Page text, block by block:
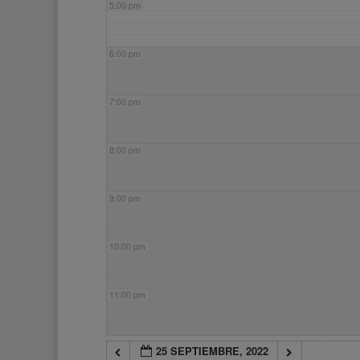
5:00 pm
6:00 pm
7:00 pm
8:00 pm
9:00 pm
10:00 pm
11:00 pm
25 SEPTIEMBRE, 2022